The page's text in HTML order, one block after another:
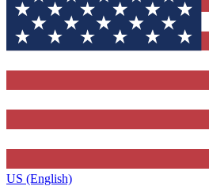
US (English)